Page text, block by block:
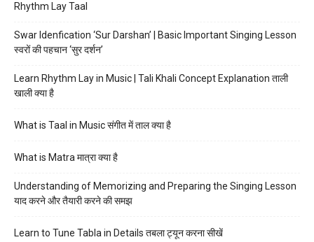
Rhythm Lay Taal
Swar Idenfication ‘Sur Darshan’ | Basic Important Singing Lesson
स्वरों की पहचान ‘सुर दर्शन’
Learn Rhythm Lay in Music | Tali Khali Concept Explanation ताली
खाली क्या है
What is Taal in Music संगीत में ताल क्या है
What is Matra मात्रा क्या है
Understanding of Memorizing and Preparing the Singing Lesson
याद करने और तैयारी करने की समझ
Learn to Tune Tabla in Details तबला ट्यून करना सीखें